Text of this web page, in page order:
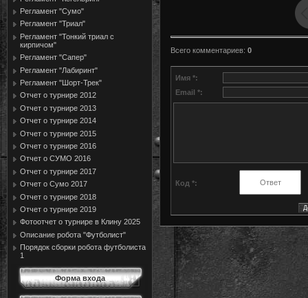
Регламент "Сумо"
Регламент "Триал"
Регламент "Тонкий триал с
кирпичом"
Регламент "Сапер"
Регламент "Лабиринт"
Регламент "Шорт-Трек"
Отчет о турнире 2012
Отчет о турнире 2013
Отчет о турнире 2014
Отчет о турнире 2015
Отчет о турнире 2016
Отчет о СУМО 2016
Отчет о турнире 2017
Отчет о Сумо 2017
Отчет о турнире 2018
Отчет о турнире 2019
Фотоотчет о турнире в Клину 2025
Описание робота "Футболист"
Порядок сборки робота футболиста
1
Форма входа
Всего комментариев: 0
Имя *:
Email *:
Код *: